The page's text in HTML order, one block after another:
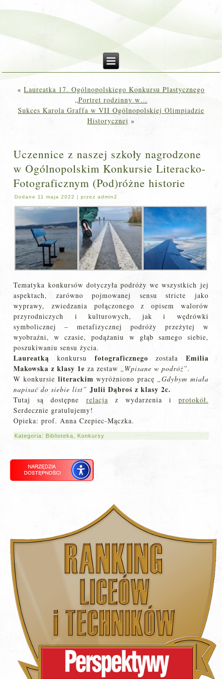
« Laureatka 17. Ogólnopolskiego Konkursu Plastycznego
„Portret rodzinny w…
Sukces Karola Graffa w VII Ogólnopolskiej Olimpiadzie
Historycznej »
Uczennice z naszej szkoły nagrodzone
w Ogólnopolskim Konkursie Literacko-
Fotograficznym (Pod)różne historie
Dodane 11 maja 2022 |przez admin2
Tematyka konkursów dotyczyła podróży we wszystkich jej
aspektach, zarówno pojmowanej sensu stricte jako
wyprawy, zwiedzania połączonego z opisem walorów
przyrodniczych i kulturowych, jak i wędrówki
symbolicznej – metafizycznej podróży przeżytej w
wyobraźni, w czasie, podążaniu w głąb samego siebie,
poszukiwaniu sensu życia.
Laureatką konkursu fotograficznego została Emilia
Makowska z klasy 1e za zestaw „Wpisane w podróż”.
W konkursie literackim wyróżniono pracę „Gdybym miała
napisać do siebie list” Julii Dąbroś z klasy 2c.
Tutaj są dostępne relacja z wydarzenia i protokół.
Serdecznie gratulujemy!
Opieka: prof. Anna Czepiec-Mączka.
Kategoria: Biblioteka Konkursy